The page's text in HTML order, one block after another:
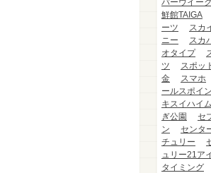
バーウイーク
鮮館TAIGA
ーツ
スカ
ニー
スカ
オタイプ
ツ
スポッ
金
スマホ
ールスポイ
キスイハイム
ぎ公園
セ
ン
センタ
チュリー
ュリー21ア
タイミング